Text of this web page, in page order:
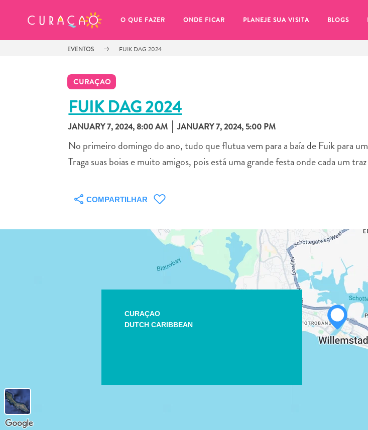
O QUE FAZER ONDE FICAR PLANEJE SUA VISITA BLOGS
EVENTOS FUIK DAG 2024
CURAÇAO
FUIK DAG 2024
JANUARY 7, 2024, 8:00 AM JANUARY 7, 2024, 5:00 PM
No primeiro domingo do ano, tudo que flutua vem para a baía de Fuik para
Traga suas boias e muito amigos, pois está uma grande festa onde cada um
COMPARTILHAR
WHATSAPP
CURAÇAO
DUTCH CARIBBEAN
MEUS FAVORITOS
Você ainda não salvou nenhum
Sempre que você quiser salvar algo para mais tarde, certifique-se de clicar no